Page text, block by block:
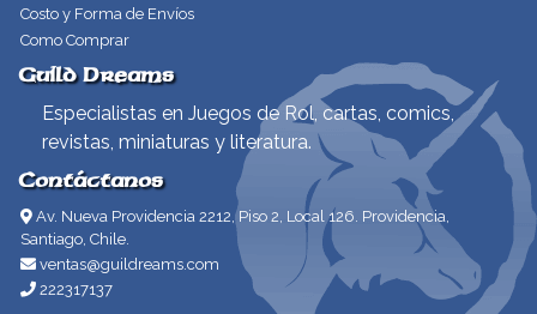
Costo y Forma de Envíos
Como Comprar
Guild Dreams
Especialistas en Juegos de Rol, cartas, comics,
revistas, miniaturas y literatura.
Contáctanos
Av. Nueva Providencia 2212, Piso 2, Local 126. Providencia,
Santiago, Chile.
ventas@guildreams.com
222317137